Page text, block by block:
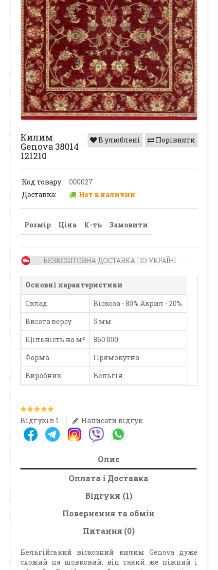
Порівняти
В улюблені
Килим
Genova 38014
121210
Код товару:
000027
Доставка:
Нет в наличии
Розмір Ціна К-ть Замовити
Основні характеристики
Склад
Віскоза - 80% Акрил - 20%
Висота ворсу
5 мм
Щільність на м²
860 000
Форма
Прямокутна
Виробник
Бельгія
Відгуків 1 Написати відгук
Опис
Оплата і Доставка
Відгуки (1)
Повернення та обмін
Питання (0)
Бельгійський віскозний килим Genova дуже
схожий на шовковий, він такий же ніжний і